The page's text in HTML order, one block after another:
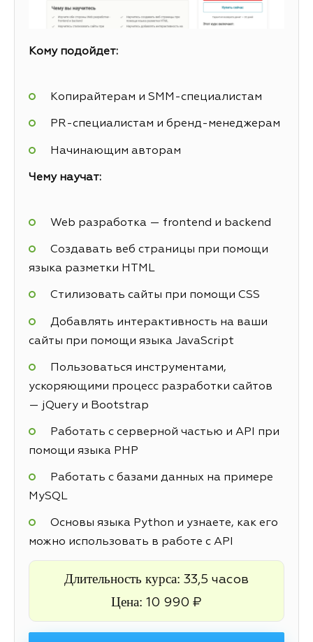
Кому подойдет:
Копирайтерам и SMM-специалистам
PR-специалистам и бренд-менеджерам
Начинающим авторам
Чему научат:
Web разработка — frontend и backend
Создавать веб страницы при помощи
языка разметки HTML
Стилизовать сайты при помощи CSS
Добавлять интерактивность на ваши
сайты при помощи языка JavaScript
Пользоваться инструментами,
ускоряющими процесс разработки сайтов
— jQuery и Bootstrap
Работать с серверной частью и API при
помощи языка PHP
Работать с базами данных на примере
MySQL
Основы языка Python и узнаете, как его
можно использовать в работе с API
Длительность курса: 33,5 часов
Цена: 10 990 ₽